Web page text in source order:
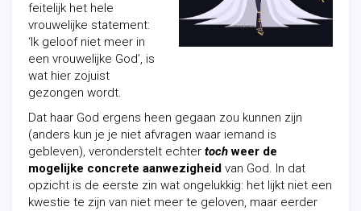
feitelijk het hele
vrouwelijke statement:
‘Ik geloof niet meer in
een vrouwelijke God’, is
wat hier zojuist
gezongen wordt.
Dat haar God ergens heen gegaan zou kunnen zijn
(anders kun je je niet afvragen waar iemand is
gebleven), veronderstelt echter tochweer de
mogelijke concrete aanwezigheid van God. In dat
opzicht is de eerste zin wat ongelukkig: het lijkt niet een
kwestie te zijn van niet meer te geloven, maar eerder